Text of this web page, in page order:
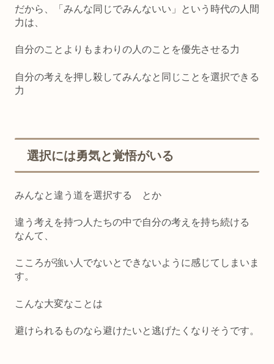
だから、
「みんな同じでみんないい」という時代の人間
力は、
自分のことよりもまわりの人のことを優先させる力
自分の考えを押し殺してみんなと同じことを選択できる
力
選択には勇気と覚悟がいる
みんなと違う道を選択する とか
違う考えを持つ人たちの中で自分の考えを持ち続ける
なんて、
こころが強い人でないとできないように感じてしまいま
す。
こんな大変なことは
避けられるものなら避けたいと逃げたくなりそうです。